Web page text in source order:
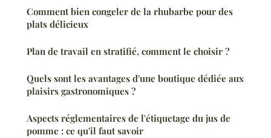
Comment bien congeler de la rhubarbe pour des
plats délicieux
Plan de travail en stratifié, comment le choisir ?
Quels sont les avantages d'une boutique dédiée aux
plaisirs gastronomiques ?
Aspects réglementaires de l'étiquetage du jus de
pomme : ce qu'il faut savoir